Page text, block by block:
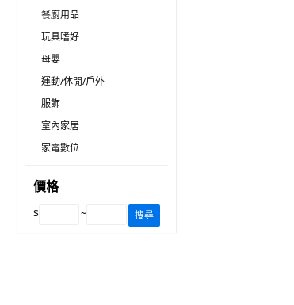
餐廚用品
玩具嗜好
母嬰
運動/休閒/戶外
服飾
室內家居
家電數位
價格
$ ~ 搜尋